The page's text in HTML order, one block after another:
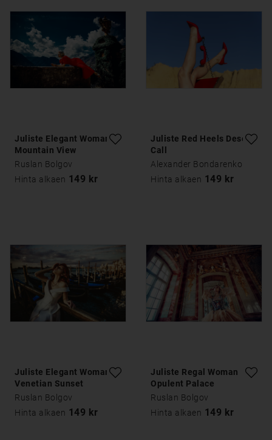
Juliste Elegant Woman
Mountain View
Ruslan Bolgov
Hinta alkaen 149 kr
Juliste Red Heels Desert
Call
Alexander Bondarenko
Hinta alkaen 149 kr
Juliste Elegant Woman
Venetian Sunset
Ruslan Bolgov
Hinta alkaen 149 kr
Juliste Regal Woman
Opulent Palace
Ruslan Bolgov
Hinta alkaen 149 kr